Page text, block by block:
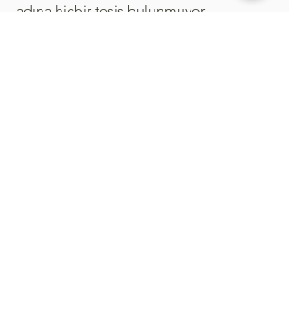
adına hiçbir tesis bulunmuyor.